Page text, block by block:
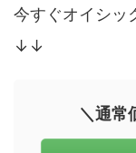
今すぐオイシッ
↓↓
＼通常